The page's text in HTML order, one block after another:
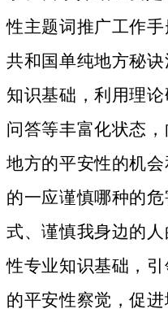
性主题词推广工作
共和国单纯地方秘
知识基础，利用理
问答等丰富化状态
地方的平安性的机
的一应谨慎哪种的
式、谨慎我身边的
性专业知识基础，
的平安性察觉，促